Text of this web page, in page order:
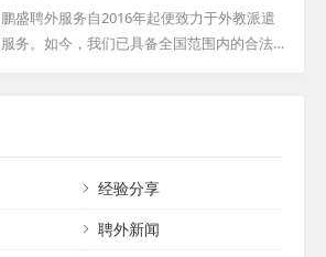
杜绝随意推荐，确保深入了解每位外教的背
景与期望。我们对外教候选人要求严格，必
人员互动，已成长为两国间企业合作与人员
交流的关键纽带。旗下中非投资咨询有限公
提供全面支持。...
鹏盛聘外服务自2016年起便致力于外教派遣
服务。如今，我们已具备全国范围内的合法
续，为企业合法聘用外籍人士提供一站式解
决方案。我们致力于助力您的企业加速“国际
化”进程，竭诚为您提供专业、高效的服
经验分享
聘外新闻